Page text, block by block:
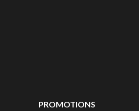
PROMOTIONS